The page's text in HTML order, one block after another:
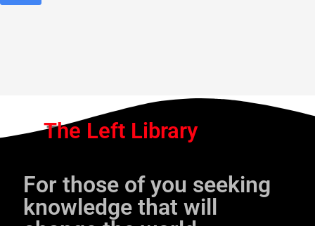
The Left Library
For those of you seeking
knowledge that will